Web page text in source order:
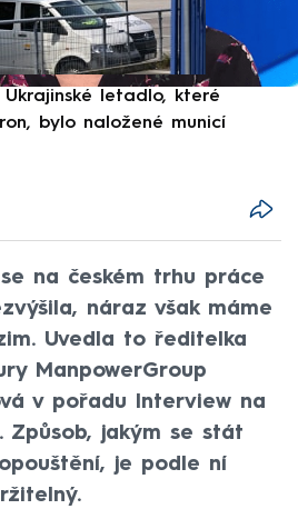
letadlo, které
bylo naložené municí
na českém trhu práce
náraz však máme
Uvedla to ředitelka
ManpowerGroup
v pořadu Interview na
Způsob, jakým se stát
je podle ní